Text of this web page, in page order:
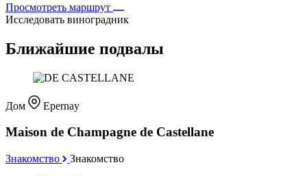
Просмотреть маршрут
Исследовать виноградник
Ближайшие подвалы
Дом Epernay
Maison de Champagne de Castellane
Знакомство Знакомство